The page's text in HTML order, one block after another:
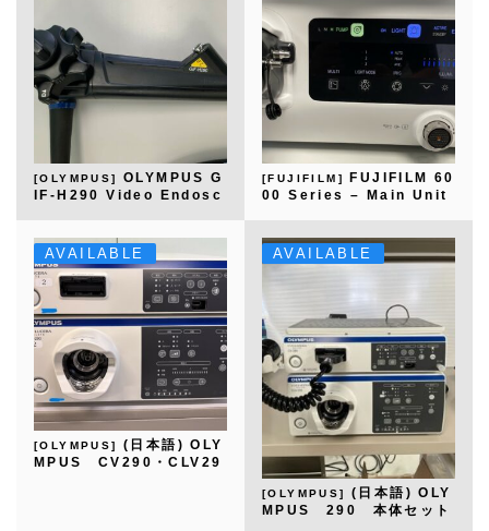
[OLYMPUS] OLYMPUS G
IF-H290 Video Endosc
[FUJIFILM] FUJIFILM 60
00 Series – Main Unit
AVAILABLE
[OLYMPUS] (日本語) OLY
MPUS CV290・CLV29
AVAILABLE
[OLYMPUS] (日本語) OLY
MPUS 290 本体セット